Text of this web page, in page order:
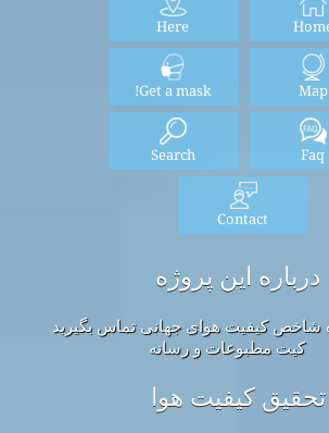
Here
Map
Get a mask!
Faq
Search
Contact
درباره این پروژه
شاخص کیفیت هوای جهانی تماس بگیرید
کیت مطبوعات و رسانه
تحقیق کیفیت هوا